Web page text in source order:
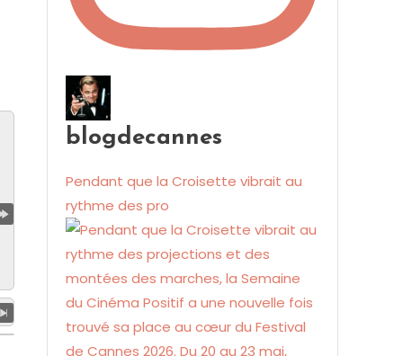
blogdecannes
Pendant que la Croisette vibrait au
rythme des pro